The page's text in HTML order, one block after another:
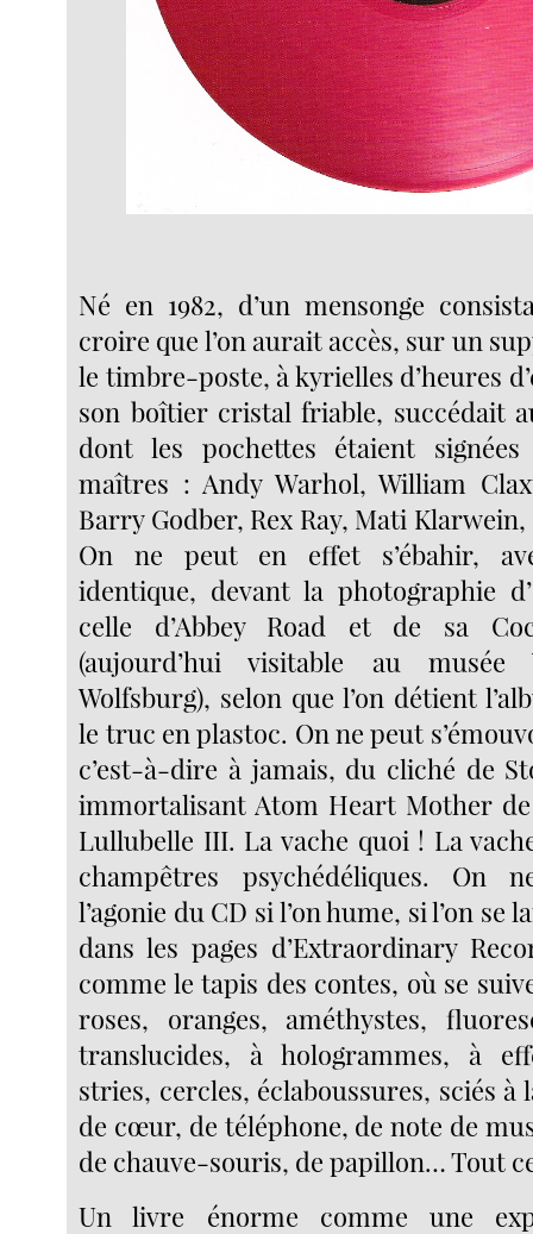
Né en 1982, d’un mensonge
croire que l’on aurait accès, sur un
le timbre-poste, à kyrielles d’heures
son boîtier cristal friable, succédait
dont les pochettes étaient
maîtres : Andy Warhol, William
Barry Godber, Rex Ray, Mati
On ne peut en effet s’ébahir,
identique, devant la photographie
celle d’Abbey Road et de sa
(aujourd’hui visitable au musée
Wolfsburg), selon que l’on détient
le truc en plastoc. On ne peut
c’est-à-dire à jamais, du cliché de
immortalisant Atom Heart Mother
Lullubelle III. La vache quoi ! La
champêtres psychédéliques. On
l’agonie du CD si l’on hume, si l’on se
dans les pages d’Extraordinary
comme le tapis des contes, où se
roses, oranges, améthystes,
translucides, à hologrammes, à
stries, cercles, éclaboussures, sciés
de cœur, de téléphone, de note de
de chauve-souris, de papillon… Tout
Un livre énorme comme une